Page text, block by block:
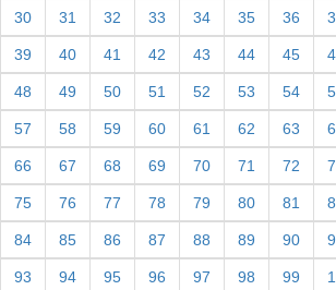
التفاصيل...
مع بداية الصيف.. مهيدية يحضر
تمرين محاكاة مشترك لاخماد
الحرائق
التفاصيل...
1 2 5 6
12 13 14 15 16 17 18
21 22 23 24 25 26 27
30 31 32 33 34 35 36